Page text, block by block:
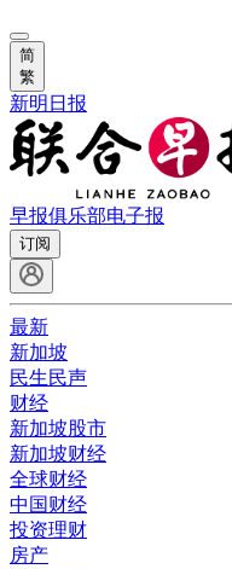
简
繁
新明日报
早报俱乐部电子报
订阅
最新
新加坡
民生民声
财经
新加坡股市
新加坡财经
全球财经
中国财经
投资理财
房产